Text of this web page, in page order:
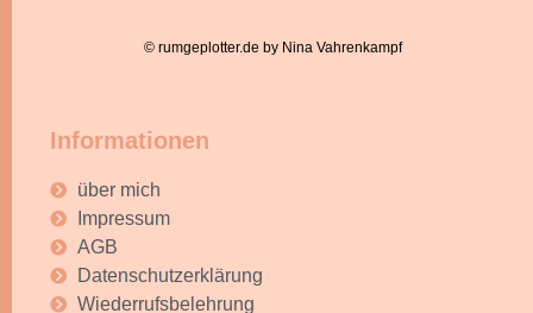
© rumgeplotter.de by Nina Vahrenkampf
Informationen
über mich
Impressum
AGB
Datenschutzerklärung
Wiederrufsbelehrung